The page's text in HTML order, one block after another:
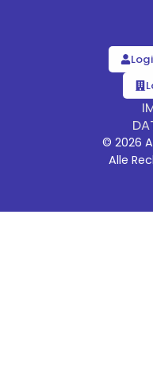
© 2026
Alle